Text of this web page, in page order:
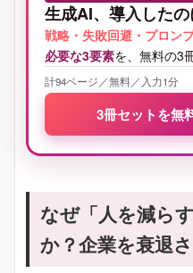
生成AI、導入した
戦略・失敗回避・プロン
必要な3要素を、無料の3
計94ページ／無料／入力1分
3冊セットを無
なぜ「人を減ら
か？企業を衰退